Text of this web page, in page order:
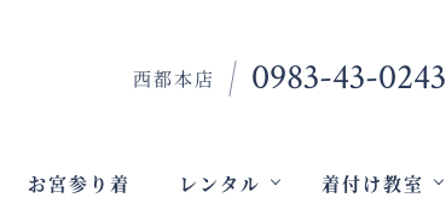
西都本店 0983-43-0243
お宮参り着 レンタル 着付け教室